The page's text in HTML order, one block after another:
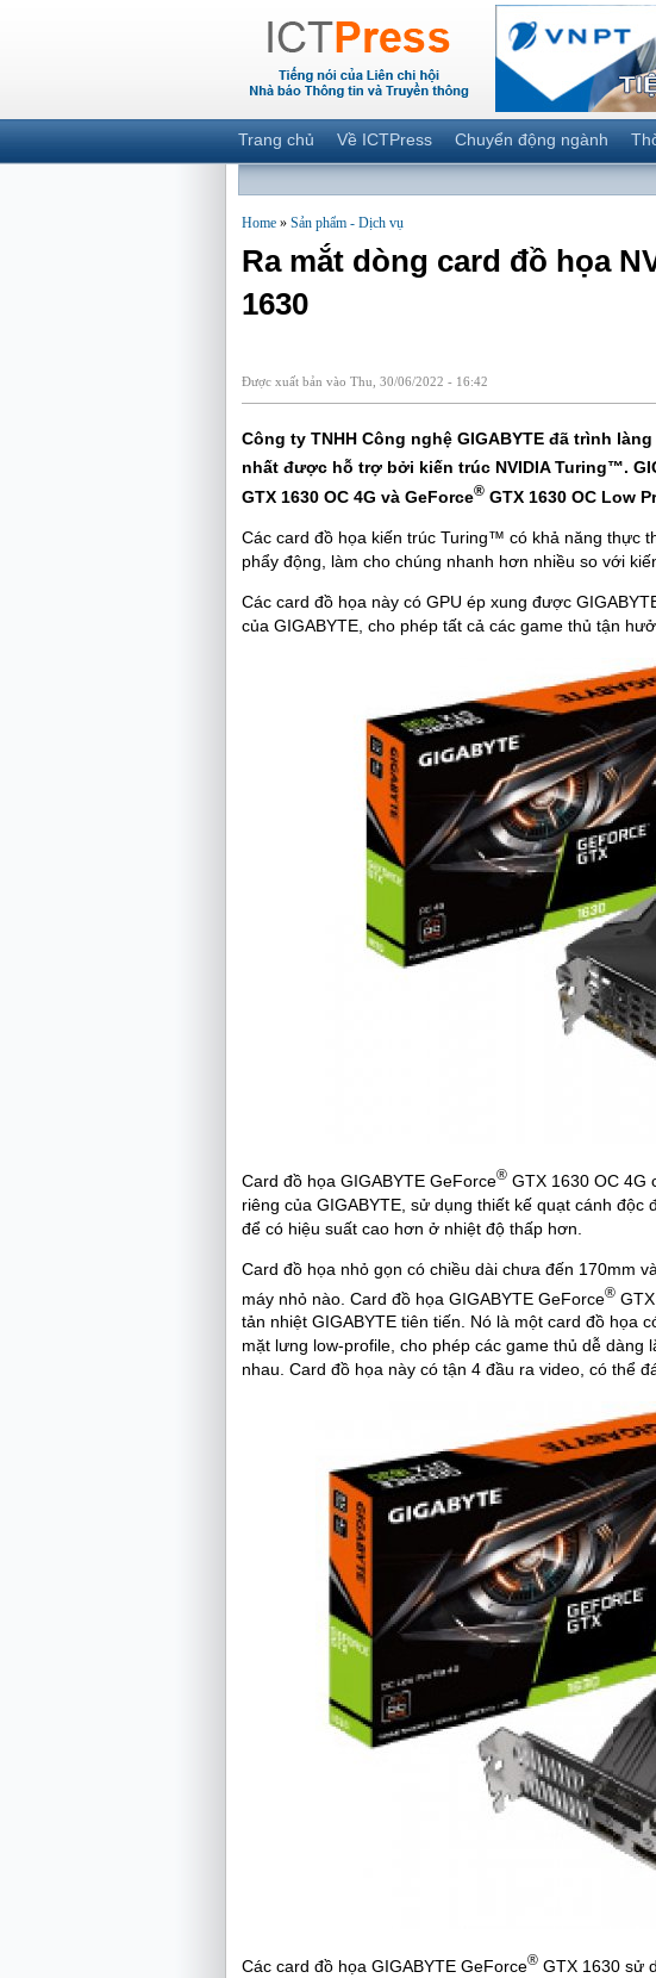
Trang chủ Về ICTPress Chuyển động ngành
Home » Sản phẩm - Dịch vụ
Ra mắt dòng card đồ họa
1630
Được xuất bản vào Thu, 30/06/2022 - 16:42
Công ty TNHH Công nghệ GIGABYTE đã trình
nhất được hỗ trợ bởi kiến trúc NVIDIA Turing™.
GTX 1630 OC 4G và GeForce® GTX 1630 OC Low
Các card đồ họa kiến trúc Turing™ có khả năng thực
phẩy động, làm cho chúng nhanh hơn nhiều so với
Các card đồ họa này có GPU ép xung được
của GIGABYTE, cho phép tất cả các game thủ tận
Card đồ họa GIGABYTE GeForce® GTX 1630 OC 4G
riêng của GIGABYTE, sử dụng thiết kế quạt cánh độc
để có hiệu suất cao hơn ở nhiệt độ thấp hơn.
Card đồ họa nhỏ gọn có chiều dài chưa đến 170mm
máy nhỏ nào. Card đồ họa GIGABYTE GeForce®
tản nhiệt GIGABYTE tiên tiến. Nó là một card đồ họa
mặt lưng low-profile, cho phép các game thủ dễ dàng
nhau. Card đồ họa này có tận 4 đầu ra video, có thể
Các card đồ họa GIGABYTE GeForce® GTX 1630 sử